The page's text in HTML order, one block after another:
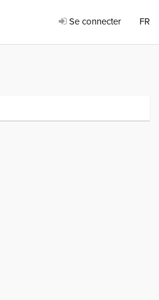
Se connecter FR